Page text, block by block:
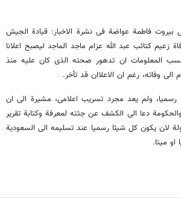
بیروت فاطمة عواضة فی نشرة الاخبار: قیادة الجیش
زعیم کتائب عبد الله عزام ماجد الماجد لیصبح اعلانا
المعلومات ان تدهور صحته الذی کان علیه منذ
وفاته، رغم ان الاعلاان قد تأخر.
رسمیا، ولم یعد مجرد تسریب اعلامی، مشیرة الى ان
دعا الى الکشف عن جثته لمعرفة وکتابة تقریر
لان یکون کل شیئا رسمیا عند تسلیمه الى السعودیة
میتا.